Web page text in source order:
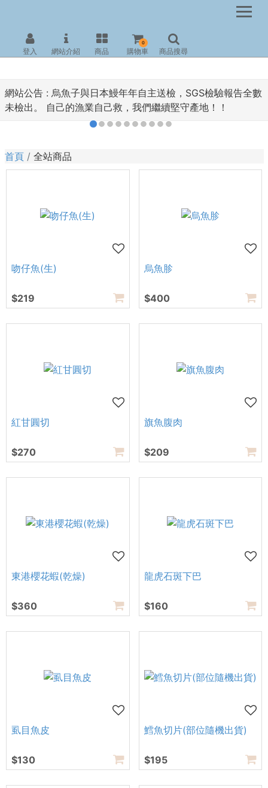
網站公告 : 烏魚子與日本鰻年年自主送檢，SGS檢驗報告全數
未檢出。 自己的漁業自己救，我們繼續堅守產地！！
登入 網站介紹 商品 購物車
0
商品搜尋
首頁 全站商品
吻仔魚(生)
$219
烏魚胗
$400
紅甘圓切
$270
旗魚腹肉
$209
東港櫻花蝦(乾燥)
$360
龍虎石斑下巴
$160
虱目魚皮
$130
鱈魚切片(部位隨機出貨)
$195